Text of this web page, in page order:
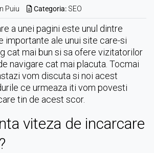
Puiu Categoria: SEO
a unei pagini este unul dintre
importante ale unui site care-si
cat mai bun si sa ofere vizitatorilor
navigare cat mai placuta. Tocmai
vom discuta si noi acest
ce urmeaza iti vom povesti
tin de acest scor.
viteza de incarcare